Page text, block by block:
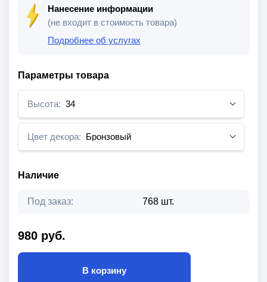
Нанесение информации
(не входит в стоимость товара)
Подробнее об услугах
Параметры товара
Высота: 34
Цвет декора: Бронзовый
Наличие
Под заказ: 768 шт.
980 руб.
В корзину